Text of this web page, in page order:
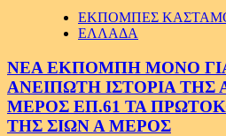
ΕΚΠΟΜΠΕΣ
ΕΛΛΑΔΑ
ΝΕΑ ΕΚΠΟΜΠΗ ΜΟΝΟ
ΑΝΕΙΠΩΤΗ ΙΣΤΟΡΙΑ
ΜΕΡΟΣ ΕΠ.61 ΤΑ
ΤΗΣ ΣΙΩΝ Α ΜΕΡΟΣ